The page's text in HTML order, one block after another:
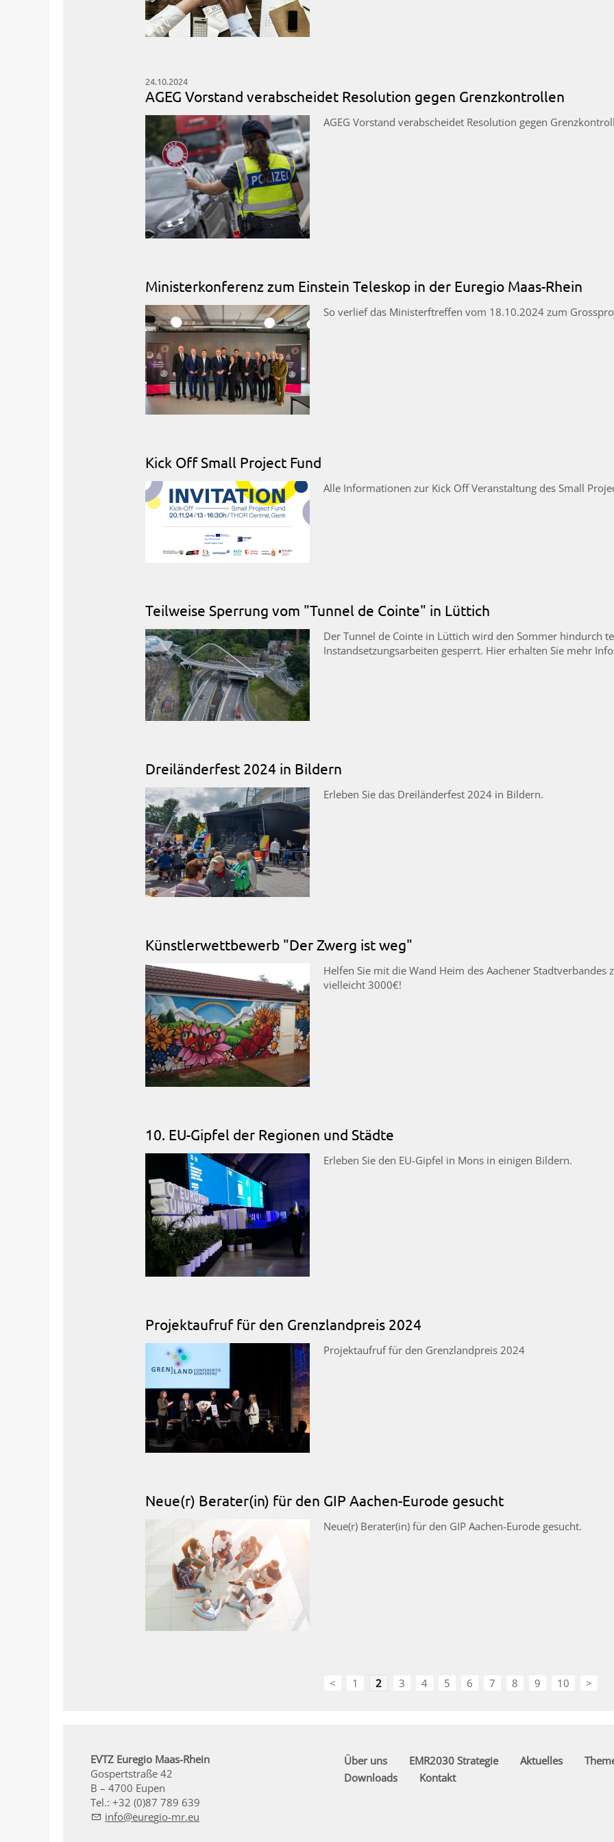
24.10.2024
AGEG Vorstand verabscheidet Resolution gegen Grenzkontrollen
AGEG Vorstand verabscheidet Resolution gegen
Ministerkonferenz zum Einstein Teleskop in der Euregio Maas-Rhein
So verlief das Ministerftreffen vom 18.10.2024 zum
Kick Off Small Project Fund
Alle Informationen zur Kick Off Veranstaltung des Small
Teilweise Sperrung vom "Tunnel de Cointe" in Lüttich
Der Tunnel de Cointe in Lüttich wird den Sommer hindurch
Instandsetzungsarbeiten gesperrt. Hier erhalten Sie mehr
Dreiländerfest 2024 in Bildern
Erleben Sie das Dreiländerfest 2024 in Bildern.
Künstlerwettbewerb "Der Zwerg ist weg"
Helfen Sie mit die Wand Heim des Aachener Stadtverbandes
vielleicht 3000€!
10. EU-Gipfel der Regionen und Städte
Erleben Sie den EU-Gipfel in Mons in einigen Bildern.
Projektaufruf für den Grenzlandpreis 2024
Projektaufruf für den Grenzlandpreis 2024
Neue(r) Berater(in) für den GIP Aachen-Eurode gesucht
Neue(r) Berater(in) für den GIP Aachen-Eurode gesucht.
< 1 2 3 4 5 6 7 8 9 10 >
EVTZ Euregio Maas-Rhein
Gospertstraße 42
B – 4700 Eupen
Tel.: +32 (0)87 789 639
nf
r g -mr
Über uns EMR2030 Strategie Aktuelles
Downloads
Kontakt